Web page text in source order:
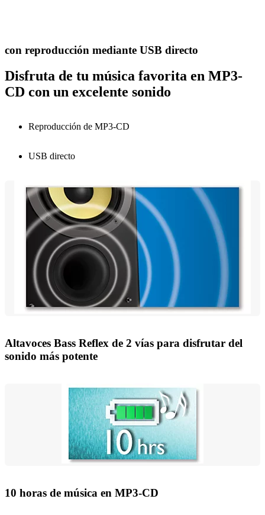
con reproducción mediante USB directo
Disfruta de tu música favorita en MP3-
CD con un excelente sonido
Reproducción de MP3-CD
USB directo
Altavoces Bass Reflex de 2 vías para disfrutar del
sonido más potente
10 horas de música en MP3-CD